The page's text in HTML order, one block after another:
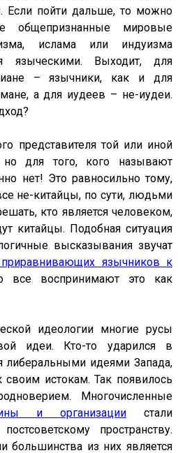
Если пойти дальше, то можно
общепризнанные мировые
ислама или индуизма
языческими. Выходит, для
– язычники, как и для
а для иудеев – не-иудеи.
представителя той или иной
для того, кого называют
нет! Это равносильно тому,
не-китайцы, по сути, людьми
кто является человеком,
китайцы. Подобная ситуация
высказывания звучат
язычников к
все воспринимают это как
идеологии многие русы
идеи. Кто-то ударился в
либеральными идеями Запада,
своим истокам. Так появилось
Многочисленные
и организации стали
пространству.
большинства из них является